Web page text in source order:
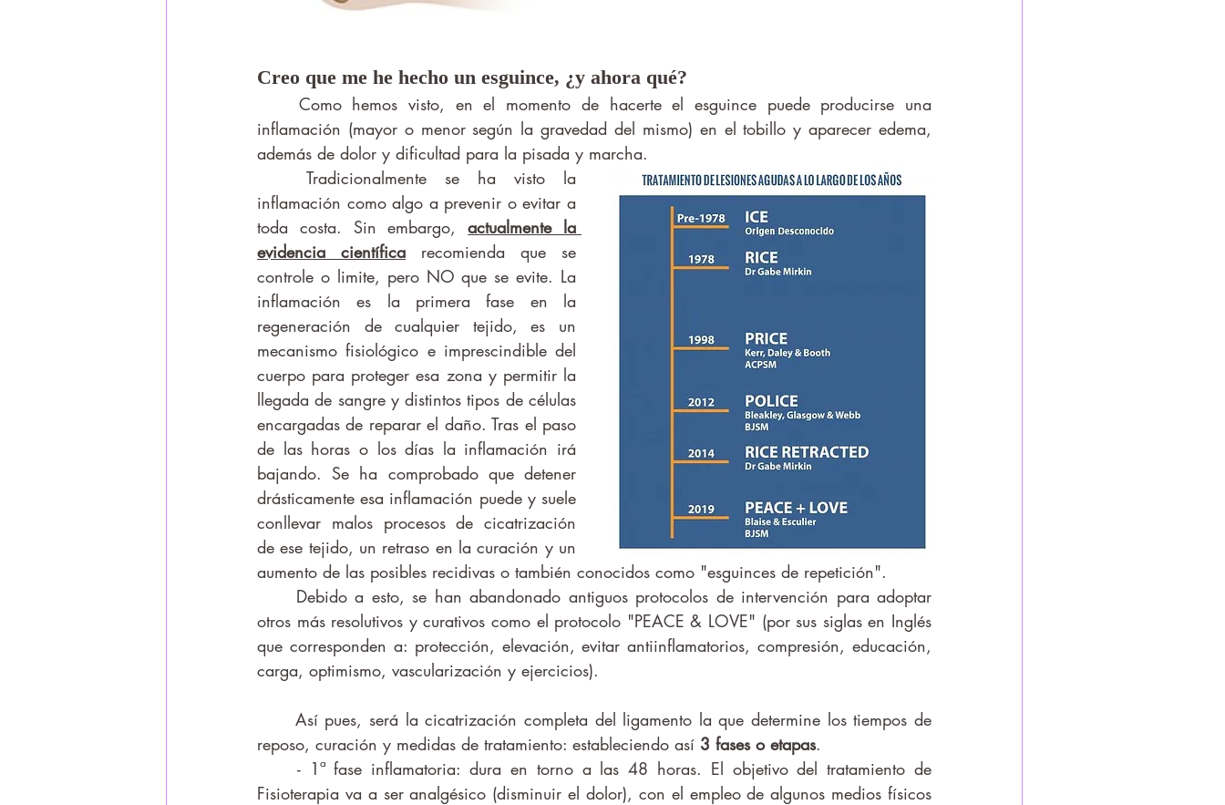
Creo que me he hecho un esguince, ¿y ahora qué?
inflamación (mayor o menor según la gravedad del mismo) en el tobillo y aparecer edema,
además de dolor y dificultad para la pisada y marcha.
inflamación como algo a prevenir o evitar a
toda costa. Sin embargo, actualmente la
evidencia científica recomienda que se
controle o limite, pero NO que se evite. La
inflamación es la primera fase en la
regeneración de cualquier tejido, es un
mecanismo fisiológico e imprescindible del
cuerpo para proteger esa zona y permitir la
llegada de sangre y distintos tipos de células
encargadas de reparar el daño. Tras el paso
de las horas o los días la inflamación irá
bajando. Se ha comprobado que detener
drásticamente esa inflamación puede y suele
conllevar malos procesos de cicatrización
de ese tejido, un retraso en la curación y un
aumento de las posibles recidivas o también conocidos como "esguinces de repetición".
otros más resolutivos y curativos como el protocolo "PEACE & LOVE" (por sus siglas en Inglés
que corresponden a: protección, elevación, evitar antiinflamatorios, compresión, educación,
carga, optimismo, vascularización y ejercicios).
reposo, curación y medidas de tratamiento: estableciendo así 3 fases o etapas.
Fisioterapia va a ser analgésico (disminuir el dolor), con el empleo de algunos medios físicos